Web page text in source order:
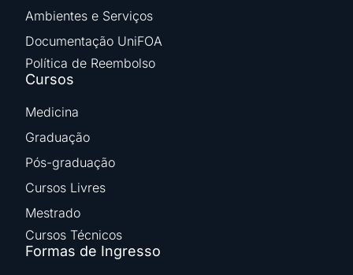
Ambientes e Serviços
Documentação UniFOA
Política de Reembolso
Cursos
Medicina
Graduação
Pós-graduação
Cursos Livres
Mestrado
Cursos Técnicos
Formas de Ingresso